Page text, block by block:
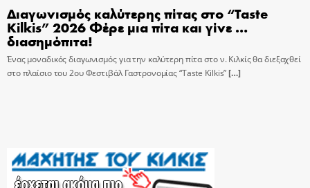
Διαγωνισμός καλύτερης πίτας στο “Taste
Kilkis” 2026 Φέρε μια πίτα και γίνε …
διασημόπιτα!
Ένας μοναδικός διαγωνισμός για την καλύτερη πίτα στο ν. Κιλκίς θα διεξαχθεί
στο πλαίσιο του 2ου Φεστιβάλ Γαστρονομίας “Taste Kilkis”[…]